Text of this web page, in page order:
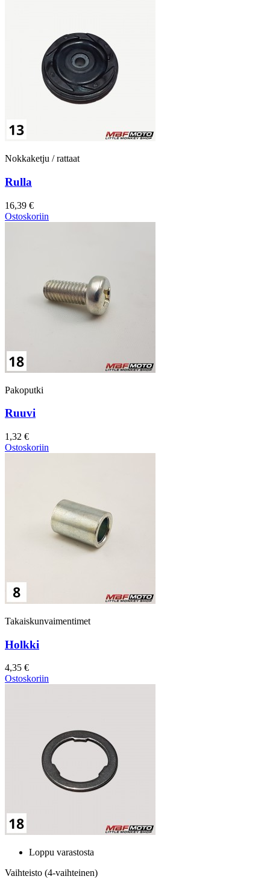
Nokkaketju / rattaat
Rulla
16,39 €
Ostoskoriin
Pakoputki
Ruuvi
1,32 €
Ostoskoriin
Takaiskunvaimentimet
Holkki
4,35 €
Ostoskoriin
Loppu varastosta
Vaihteisto (4-vaihteinen)